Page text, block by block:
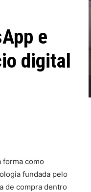
e
digital
forma como
fundada pelo
de compra dentro